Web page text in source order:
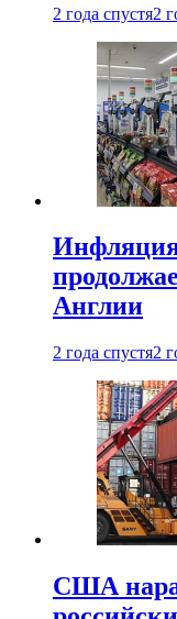
2 года спустя2
Англии
2 года спустя2
США